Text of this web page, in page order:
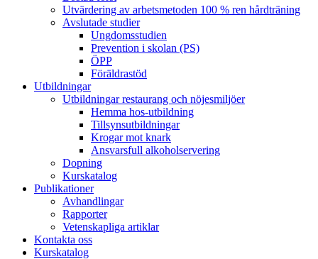
Utvärdering av arbetsmetoden 100 % ren hårdträning
Avslutade studier
Ungdomsstudien
Prevention i skolan (PS)
ÖPP
Föräldrastöd
Utbildningar
Utbildningar restaurang och nöjesmiljöer
Hemma hos-utbildning
Tillsynsutbildningar
Krogar mot knark
Ansvarsfull alkoholservering
Dopning
Kurskatalog
Publikationer
Avhandlingar
Rapporter
Vetenskapliga artiklar
Kontakta oss
Kurskatalog